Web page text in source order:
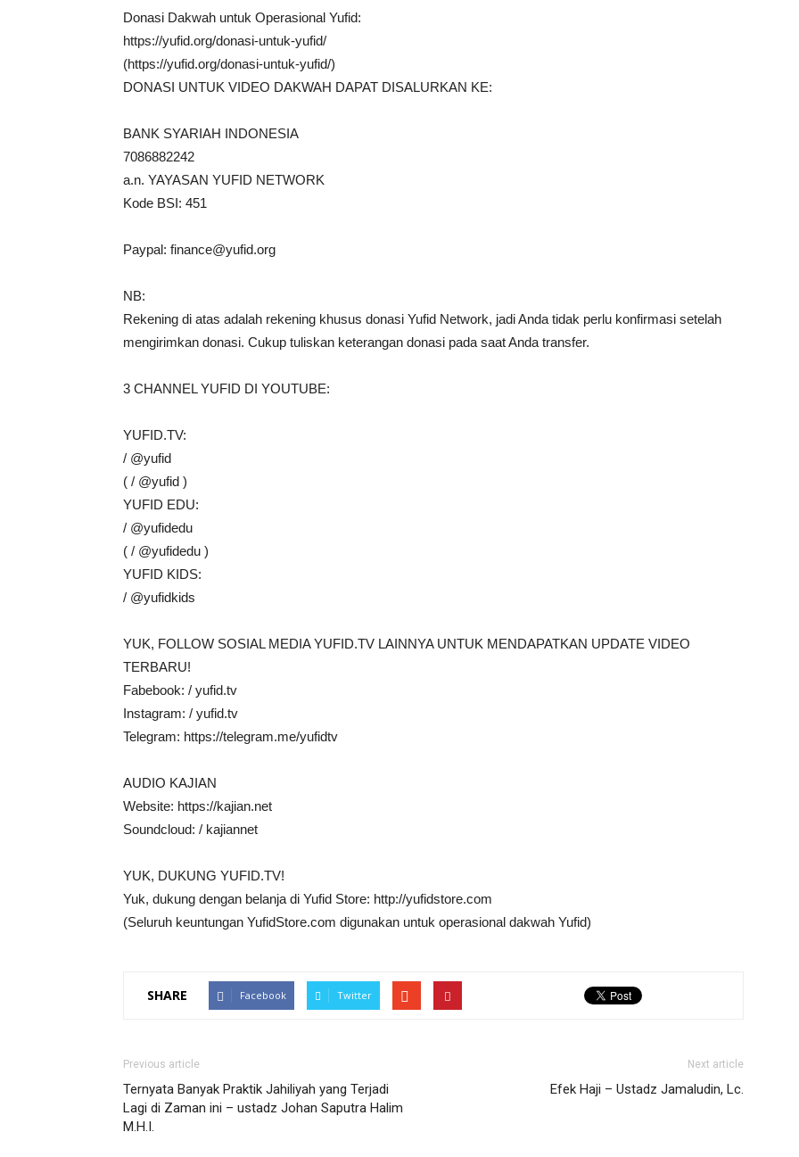
Donasi Dakwah untuk Operasional Yufid:
https://yufid.org/donasi-untuk-yufid/
(https://yufid.org/donasi-untuk-yufid/)
DONASI UNTUK VIDEO DAKWAH DAPAT DISALURKAN KE:
BANK SYARIAH INDONESIA
7086882242
a.n. YAYASAN YUFID NETWORK
Kode BSI: 451
Paypal: finance@yufid.org
NB:
Rekening di atas adalah rekening khusus donasi Yufid Network, jadi Anda tidak perlu konfirmasi setelah
mengirimkan donasi. Cukup tuliskan keterangan donasi pada saat Anda transfer.
3 CHANNEL YUFID DI YOUTUBE:
YUFID.TV:
/ @yufid
( / @yufid )
YUFID EDU:
/ @yufidedu
( / @yufidedu )
YUFID KIDS:
/ @yufidkids
YUK, FOLLOW SOSIAL MEDIA YUFID.TV LAINNYA UNTUK MENDAPATKAN UPDATE VIDEO
TERBARU!
Fabebook: / yufid.tv
Instagram: / yufid.tv
Telegram: https://telegram.me/yufidtv
AUDIO KAJIAN
Website: https://kajian.net
Soundcloud: / kajiannet
YUK, DUKUNG YUFID.TV!
Yuk, dukung dengan belanja di Yufid Store: http://yufidstore.com
(Seluruh keuntungan YufidStore.com digunakan untuk operasional dakwah Yufid)
SHARE Facebook Twitter
Previous article
Ternyata Banyak Praktik Jahiliyah yang Terjadi
Lagi di Zaman ini – ustadz Johan Saputra Halim
M.H.I.
Next article
Efek Haji – Ustadz Jamaludin, Lc.